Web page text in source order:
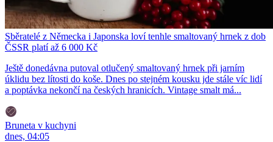
Sběratelé z Německa i Japonska loví tenhle smaltovaný hrnek z dob
ČSSR platí až 6 000 Kč
Ještě donedávna putoval otlučený smaltovaný hrnek při jarním
úklidu bez lítosti do koše. Dnes po stejném kousku jde stále víc lidí
a poptávka nekončí na českých hranicích. Vintage smalt má...
Bruneta v kuchyni
dnes, 04:05